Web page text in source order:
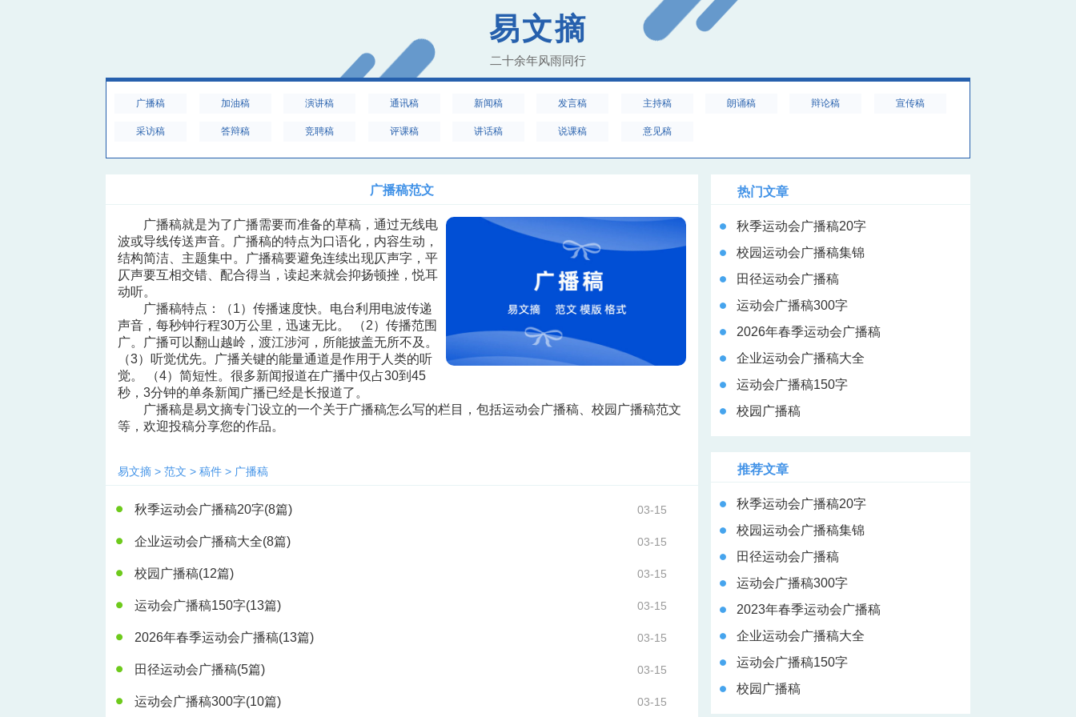
易文摘
二十余年风雨同行
广播稿 加油稿 演讲稿 通讯稿 新闻稿 发言稿 主持稿 朗诵稿 辩论稿 宣传稿
采访稿 答辩稿 竞聘稿 评课稿 讲话稿 说课稿 意见稿
广播稿范文
广播稿就是为了广播需要而准备的草稿，通过无线电
波或导线传送声音。广播稿的特点为口语化，内容生动，
结构简洁、主题集中。广播稿要避免连续出现仄声字，平
仄声要互相交错、配合得当，读起来就会抑扬顿挫，悦耳
动听。
广播稿特点：（1）传播速度快。电台利用电波传递
声音，每秒钟行程30万公里，迅速无比。 （2）传播范围
广。广播可以翻山越岭，渡江涉河，所能披盖无所不及。
（3）听觉优先。广播关键的能量通道是作用于人类的听
觉。 （4）简短性。很多新闻报道在广播中仅占30到45
秒，3分钟的单条新闻广播已经是长报道了。
广播稿是易文摘专门设立的一个关于广播稿怎么写的栏目，包括运动会广播稿、校园广播稿范文
等，欢迎投稿分享您的作品。
易文摘 > 范文 > 稿件 > 广播稿
秋季运动会广播稿20字(8篇) 03-15
企业运动会广播稿大全(8篇) 03-15
校园广播稿(12篇) 03-15
运动会广播稿150字(13篇) 03-15
2026年春季运动会广播稿(13篇) 03-15
田径运动会广播稿(5篇) 03-15
运动会广播稿300字(10篇) 03-15
热门文章
秋季运动会广播稿20字
校园运动会广播稿集锦
田径运动会广播稿
运动会广播稿300字
2026年春季运动会广播稿
企业运动会广播稿大全
运动会广播稿150字
校园广播稿
推荐文章
秋季运动会广播稿20字
校园运动会广播稿集锦
田径运动会广播稿
运动会广播稿300字
2023年春季运动会广播稿
企业运动会广播稿大全
运动会广播稿150字
校园广播稿